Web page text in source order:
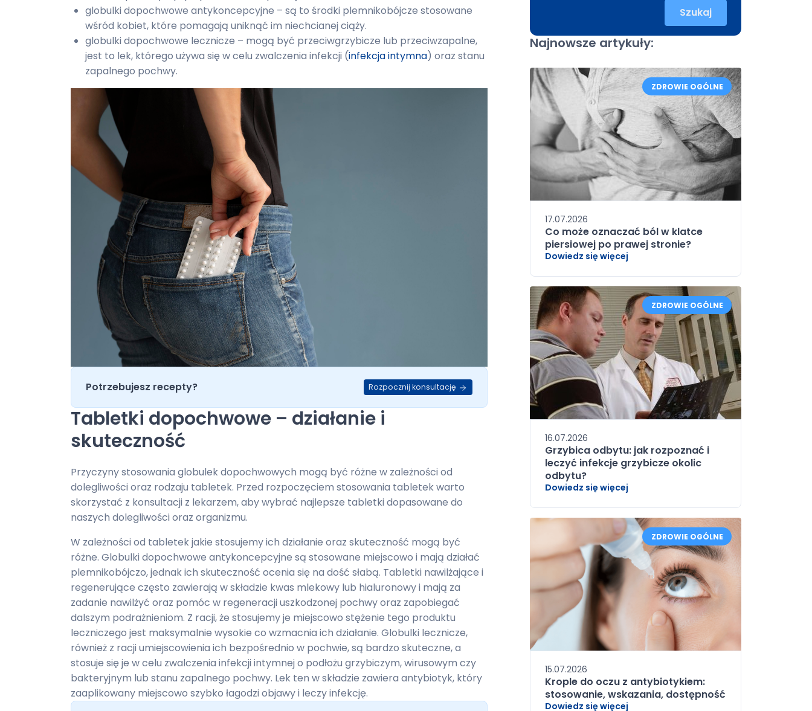
globulki dopochwowe antykoncepcyjne – są to środki plemnikobójcze stosowane
wśród kobiet, które pomagają uniknąć im niechcianej ciąży.
globulki dopochwowe lecznicze – mogą być przeciwgrzybicze lub przeciwzapalne,
jest to lek, którego używa się w celu zwalczenia infekcji (infekcja intymna) oraz stanu
zapalnego pochwy.
Potrzebujesz recepty? Rozpocznij konsultację
Tabletki dopochwowe – działanie i
skuteczność
Przyczyny stosowania globulek dopochwowych mogą być różne w zależności od
dolegliwości oraz rodzaju tabletek. Przed rozpoczęciem stosowania tabletek warto
skorzystać z konsultacji z lekarzem, aby wybrać najlepsze tabletki dopasowane do
naszych dolegliwości oraz organizmu.
W zależności od tabletek jakie stosujemy ich działanie oraz skuteczność mogą być
różne. Globulki dopochwowe antykoncepcyjne są stosowane miejscowo i mają działać
plemnikobójczo, jednak ich skuteczność ocenia się na dość słabą. Tabletki nawilżające i
regenerujące często zawierają w składzie kwas mlekowy lub hialuronowy i mają za
zadanie nawilżyć oraz pomóc w regeneracji uszkodzonej pochwy oraz zapobiegać
dalszym podrażnieniom. Z racji, że stosujemy je miejscowo stężenie tego produktu
leczniczego jest maksymalnie wysokie co wzmacnia ich działanie. Globulki lecznicze,
również z racji umiejscowienia ich bezpośrednio w pochwie, są bardzo skuteczne, a
stosuje się je w celu zwalczenia infekcji intymnej o podłożu grzybiczym, wirusowym czy
bakteryjnym lub stanu zapalnego pochwy. Lek ten w składzie zawiera antybiotyk, który
zaaplikowany miejscowo szybko łagodzi objawy i leczy infekcję.
Szukaj
Najnowsze artykuły:
17.07.2026
Co może oznaczać ból w klatce
piersiowej po prawej stronie?
Dowiedz się więcej
ZDROWIE OGÓLNE
16.07.2026
Grzybica odbytu: jak rozpoznać i
leczyć infekcje grzybicze okolic
odbytu?
Dowiedz się więcej
ZDROWIE OGÓLNE
15.07.2026
Krople do oczu z antybiotykiem:
stosowanie, wskazania, dostępność
Dowiedz się więcej
ZDROWIE OGÓLNE